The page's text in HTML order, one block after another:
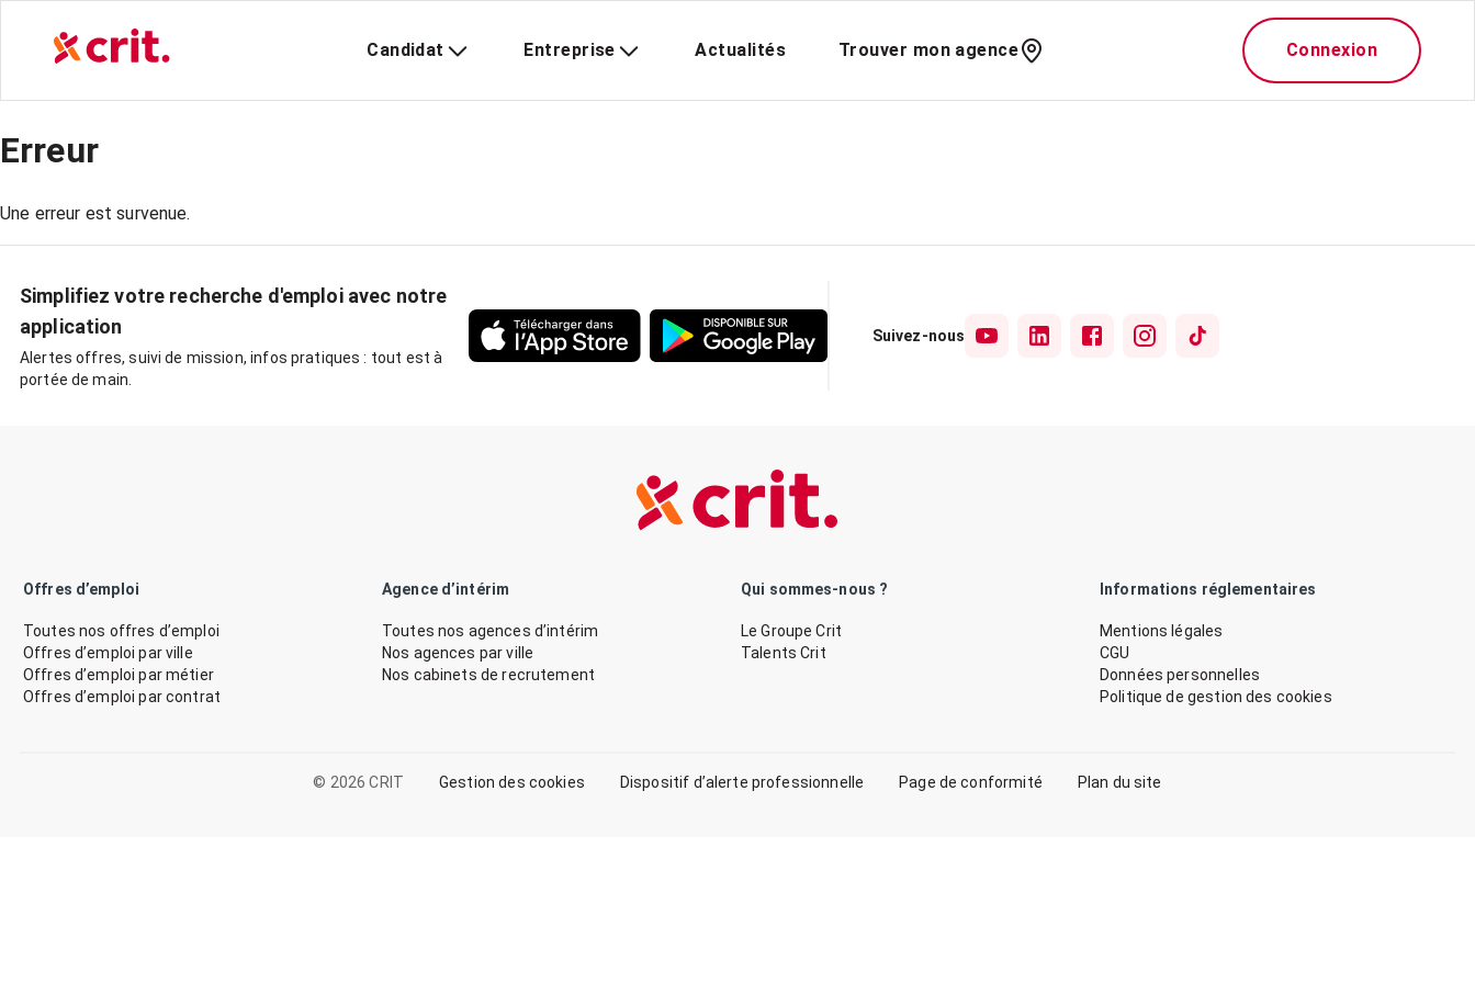
Candidat Entreprise Actualités Trouver mon agence Connexion
Erreur
Une erreur est survenue.
Simplifiez votre recherche d'emploi avec notre
application
Alertes offres, suivi de mission, infos pratiques : tout est à
portée de main.
Suivez-nous
Offres d’emploi
Toutes nos offres d’emploi
Offres d’emploi par ville
Offres d’emploi par métier
Offres d’emploi par contrat
Agence d’intérim
Toutes nos agences d’intérim
Nos agences par ville
Nos cabinets de recrutement
Qui sommes-nous ?
Le Groupe Crit
Talents Crit
Informations réglementaires
Mentions légales
CGU
Données personnelles
Politique de gestion des cookies
© 2026 CRIT Gestion des cookies Dispositif d’alerte professionnelle Page de conformité Plan du site